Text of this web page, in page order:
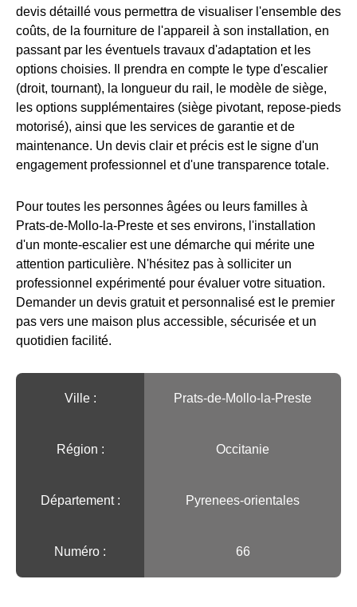
devis détaillé vous permettra de visualiser l'ensemble des
coûts, de la fourniture de l'appareil à son installation, en
passant par les éventuels travaux d'adaptation et les
options choisies. Il prendra en compte le type d'escalier
(droit, tournant), la longueur du rail, le modèle de siège,
les options supplémentaires (siège pivotant, repose-pieds
motorisé), ainsi que les services de garantie et de
maintenance. Un devis clair et précis est le signe d'un
engagement professionnel et d'une transparence totale.
Pour toutes les personnes âgées ou leurs familles à
Prats-de-Mollo-la-Preste et ses environs, l'installation
d'un monte-escalier est une démarche qui mérite une
attention particulière. N'hésitez pas à solliciter un
professionnel expérimenté pour évaluer votre situation.
Demander un devis gratuit et personnalisé est le premier
pas vers une maison plus accessible, sécurisée et un
quotidien facilité.
Ville :️ Prats-de-Mollo-la-Preste
Région :️ Occitanie
Département : Pyrenees-orientales
Numéro : 66